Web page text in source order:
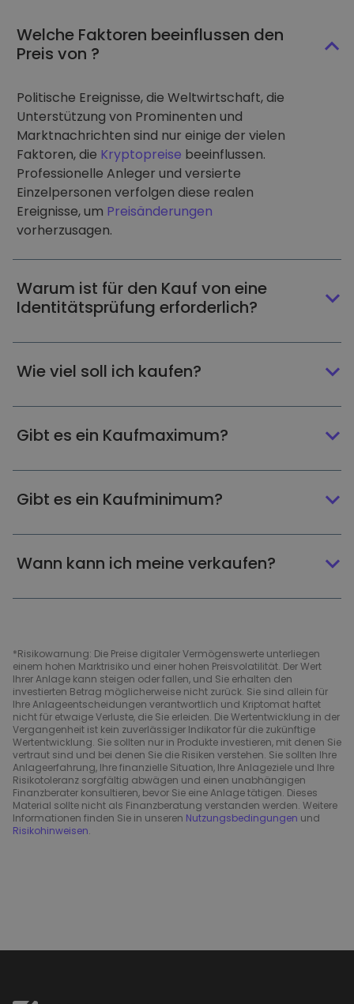
Welche Faktoren beeinflussen den
Preis von ?
Politische Ereignisse, die Weltwirtschaft, die
Unterstützung von Prominenten und
Marktnachrichten sind nur einige der vielen
Faktoren, die Kryptopreise beeinflussen.
Professionelle Anleger und versierte
Einzelpersonen verfolgen diese realen
Ereignisse, um Preisänderungen
vorherzusagen.
Warum ist für den Kauf von eine
Identitätsprüfung erforderlich?
Wie viel soll ich kaufen?
Gibt es ein Kaufmaximum?
Gibt es ein Kaufminimum?
Wann kann ich meine verkaufen?
*Risikowarnung: Die Preise digitaler Vermögenswerte unterliegen
einem hohen Marktrisiko und einer hohen Preisvolatilität. Der Wert
Ihrer Anlage kann steigen oder fallen, und Sie erhalten den
investierten Betrag möglicherweise nicht zurück. Sie sind allein für
Ihre Anlageentscheidungen verantwortlich und Kriptomat haftet
nicht für etwaige Verluste, die Sie erleiden. Die Wertentwicklung in der
Vergangenheit ist kein zuverlässiger Indikator für die zukünftige
Wertentwicklung. Sie sollten nur in Produkte investieren, mit denen Sie
vertraut sind und bei denen Sie die Risiken verstehen. Sie sollten Ihre
Anlageerfahrung, Ihre finanzielle Situation, Ihre Anlageziele und Ihre
Risikotoleranz sorgfältig abwägen und einen unabhängigen
Finanzberater konsultieren, bevor Sie eine Anlage tätigen. Dieses
Material sollte nicht als Finanzberatung verstanden werden. Weitere
Informationen finden Sie in unseren Nutzungsbedingungen und
Risikohinweisen.